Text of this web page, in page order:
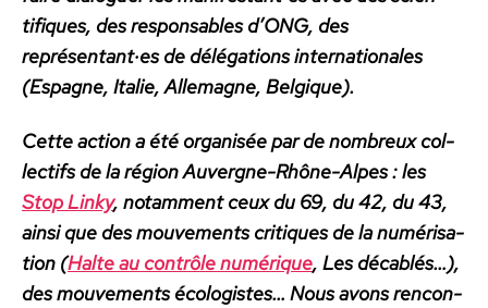
tifiques, des respon­s­ables d’ONG, des
représentant·es de délé­ga­tions inter­na­tionales
(Espagne, Ital­ie, Alle­magne, Bel­gique).
Cette action a été organ­isée par de nom­breux col­
lec­tifs de la région Auvergne-Rhône-Alpes : les
Stop Linky, notam­ment ceux du 69, du 42, du 43,
ain­si que des mou­ve­ments cri­tiques de la numéri­sa­
tion (Halte au con­trôle numérique, Les déca­blés…),
des mou­ve­ments écol­o­gistes… Nous avons ren­con­